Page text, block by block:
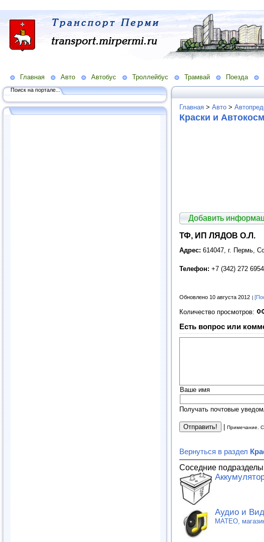
Главная Авто Автобус Троллейбус Трамвай Поезда
Поиск на портале...
Главная > Авто >
Краски и
Добавить
ТФ, ИП ЛЯДОВ О.Л.
Адрес: 614047, г. Пермь,
Телефон: +7 (342) 272 6954
Обновлено 10 августа 2012
Количество просмотров:
Есть вопрос или
Ваше имя
Получать почтовые
Примечание.
Вернуться в раздел
Соседние
Аудио и
MATEO,